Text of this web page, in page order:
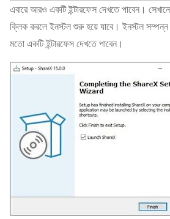
এবারে আরও একটি ইন্টারফেস দেখতে পাবেন।
ক্লিক করলে ইনস্টল শুরু হয়ে যাবে। ইনস্টল সম্পন্ন
মতো একটি ইন্টারফেস দেখতে পাবেন।